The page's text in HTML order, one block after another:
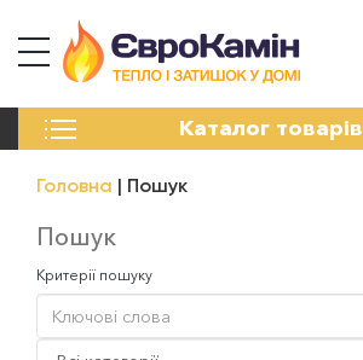
Каталог товарів
ПЕЧІ
ЕЛЕКТРОКАМІНИ
АКСЕСУАРИ
ХІМІЯ
ЕНЕРГОСИСТЕМИ
Головна Пошук
Пошук
Критерії пошуку